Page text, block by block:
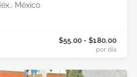
México